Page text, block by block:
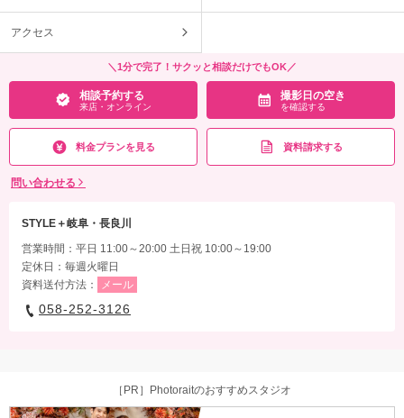
アクセス
＼1分で完了！サクッと相談だけでもOK／
相談予約する
来店・オンライン
撮影日の空き
を確認する
料金プランを見る 資料請求する
問い合わせる
STYLE＋岐阜・長良川
営業時間：平日 11:00～20:00 土日祝 10:00～19:00
定休日：毎週火曜日
資料送付方法：
メール
058-252-3126
［PR］Photoraitのおすすめスタジオ